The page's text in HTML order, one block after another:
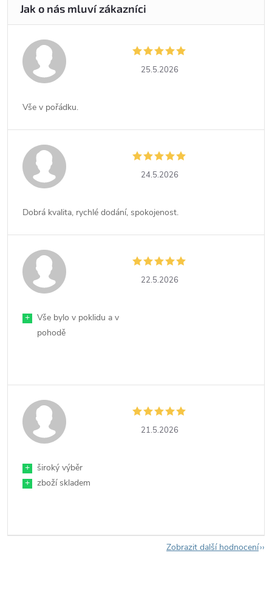
25.5.2026
Vše v pořádku.
24.5.2026
Dobrá kvalita, rychlé dodání, spokojenost.
22.5.2026
+
Vše bylo v poklidu a v
pohodě
21.5.2026
+
široký výběr
+
zboží skladem
Zobrazit další hodnocení